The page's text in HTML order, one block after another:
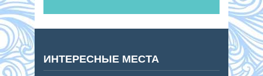
ИНТЕРЕСНЫЕ МЕСТА